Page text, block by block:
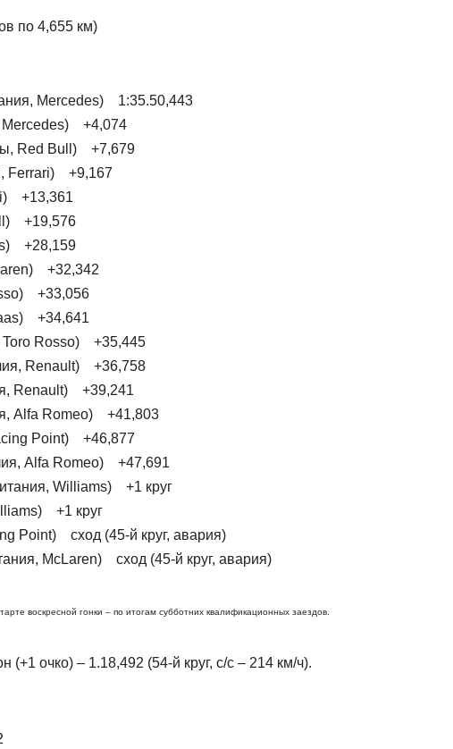
по 4,655 км)
Mercedes) 1:35.50,443
Mercedes) +4,074
Red Bull) +7,679
Ferrari) +9,167
+13,361
+19,576
+28,159
+32,342
+33,056
+34,641
Toro Rosso) +35,445
Renault) +36,758
Renault) +39,241
Alfa Romeo) +41,803
Point) +46,877
Alfa Romeo) +47,691
Williams) +1 круг
+1 круг
Point) сход (45-й круг, авария)
McLaren) сход (45-й круг, авария)
воскресной гонки – по итогам субботних квалификационных заездов.
(+1 очко) – 1.18,492 (54-й круг, с/с – 214 км/ч).